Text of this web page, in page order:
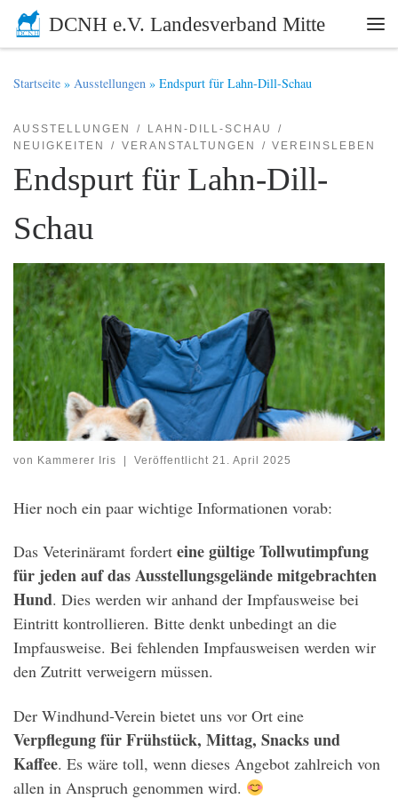
Zum Inhalt springen
DCNH e.V. Landesverband Mitte
Startseite » Ausstellungen » Endspurt für Lahn-Dill-Schau
AUSSTELLUNGEN
LAHN-DILL-SCHAU
NEUIGKEITEN
VERANSTALTUNGEN VEREINSLEBEN
Endspurt für Lahn-Dill-
Schau
von Kammerer Iris | Veröffentlicht 21. April 2025
Hier noch ein paar wichtige Informationen vorab:
Das Veterinäramt fordert eine gültige Tollwutimpfung
für jeden auf das Ausstellungsgelände mitgebrachten
Hund. Dies werden wir anhand der Impfausweise bei
Eintritt kontrollieren. Bitte denkt unbedingt an die
Impfausweise. Bei fehlenden Impfausweisen werden wir
den Zutritt verweigern müssen.
Der Windhund-Verein bietet uns vor Ort eine
Verpflegung für Frühstück, Mittag, Snacks und
Kaffee. Es wäre toll, wenn dieses Angebot zahlreich von
allen in Anspruch genommen wird.